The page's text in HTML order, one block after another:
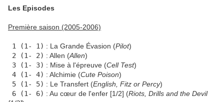
Les Episodes
Première saison (2005-2006)
1 (1- 1) : La Grande Évasion (Pilot)
2 (1- 2) : Allen (Allen)
3 (1- 3) : Mise à l'épreuve (Cell Test)
4 (1- 4) : Alchimie (Cute Poison)
5 (1- 5) : Le Transfert (English, Fitz or Percy)
6 (1- 6) : Au cœur de l'enfer [1/2] (Riots, Drills and the Devil